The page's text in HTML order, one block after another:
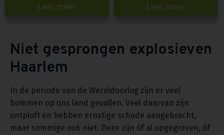
Lees meer Lees meer
Niet gesprongen explosieven
Haarlem
In de periode van de Wereldoorlog zijn er veel
bommen op ons land gevallen. Veel daarvan zijn
ontploft en hebben ernstige schade aangebracht,
maar sommige ook niet. Deze zijn óf al opgegraven, óf